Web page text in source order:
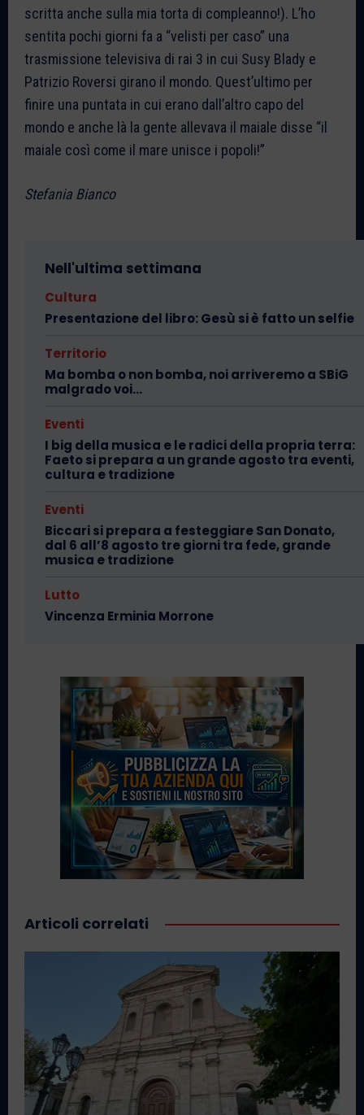
scritta anche sulla mia torta di compleanno!). L’ho
sentita pochi giorni fa a “velisti per caso” una
trasmissione televisiva di rai 3 in cui Susy Blady e
Patrizio Roversi girano il mondo. Quest’ultimo per
finire una puntata in cui erano dall’altro capo del
mondo e anche là la gente allevava il maiale disse “il
maiale così come il mare unisce i popoli!”
Stefania Bianco
Nell'ultima settimana
Cultura
Presentazione del libro: Gesù si è fatto un selfie
Territorio
Ma bomba o non bomba, noi arriveremo a SBiG
malgrado voi…
Eventi
I big della musica e le radici della propria terra:
Faeto si prepara a un grande agosto tra eventi,
cultura e tradizione
Eventi
Biccari si prepara a festeggiare San Donato,
dal 6 all’8 agosto tre giorni tra fede, grande
musica e tradizione
Lutto
Vincenza Erminia Morrone
Articoli correlati